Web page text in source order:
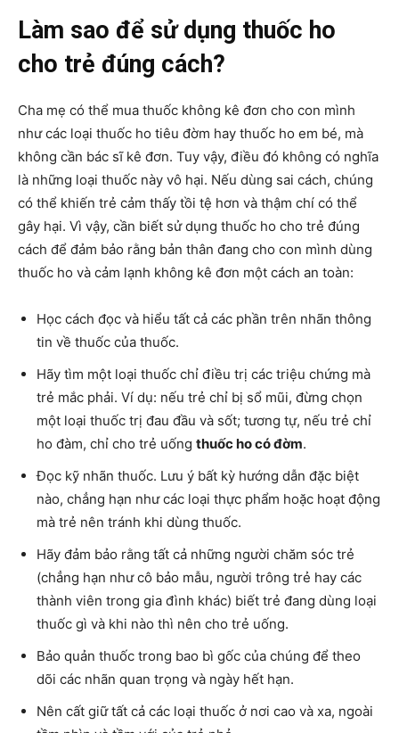
Làm sao để sử dụng thuốc ho
cho trẻ đúng cách?
Cha mẹ có thể mua thuốc không kê đơn cho con mình
như các loại thuốc ho tiêu đờm hay thuốc ho em bé, mà
không cần bác sĩ kê đơn. Tuy vậy, điều đó không có nghĩa
là những loại thuốc này vô hại. Nếu dùng sai cách, chúng
có thể khiến trẻ cảm thấy tồi tệ hơn và thậm chí có thể
gây hại. Vì vậy, cần biết sử dụng thuốc ho cho trẻ đúng
cách để đảm bảo rằng bản thân đang cho con mình dùng
thuốc ho và cảm lạnh không kê đơn một cách an toàn:
Học cách đọc và hiểu tất cả các phần trên nhãn thông
tin về thuốc của thuốc.
Hãy tìm một loại thuốc chỉ điều trị các triệu chứng mà
trẻ mắc phải. Ví dụ: nếu trẻ chỉ bị sổ mũi, đừng chọn
một loại thuốc trị đau đầu và sốt; tương tự, nếu trẻ chỉ
ho đàm, chỉ cho trẻ uống thuốc ho có đờm.
Đọc kỹ nhãn thuốc. Lưu ý bất kỳ hướng dẫn đặc biệt
nào, chẳng hạn như các loại thực phẩm hoặc hoạt động
mà trẻ nên tránh khi dùng thuốc.
Hãy đảm bảo rằng tất cả những người chăm sóc trẻ
(chẳng hạn như cô bảo mẫu, người trông trẻ hay các
thành viên trong gia đình khác) biết trẻ đang dùng loại
thuốc gì và khi nào thì nên cho trẻ uống.
Bảo quản thuốc trong bao bì gốc của chúng để theo
dõi các nhãn quan trọng và ngày hết hạn.
Nên cất giữ tất cả các loại thuốc ở nơi cao và xa, ngoài